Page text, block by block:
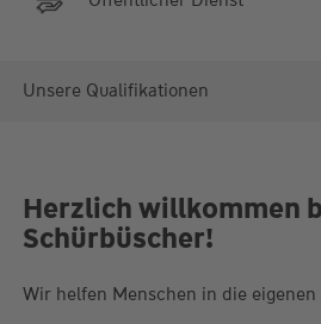
Unsere Qualifikationen
Herzlich willkommen
Schürbüscher!
Wir helfen Menschen in die eigenen